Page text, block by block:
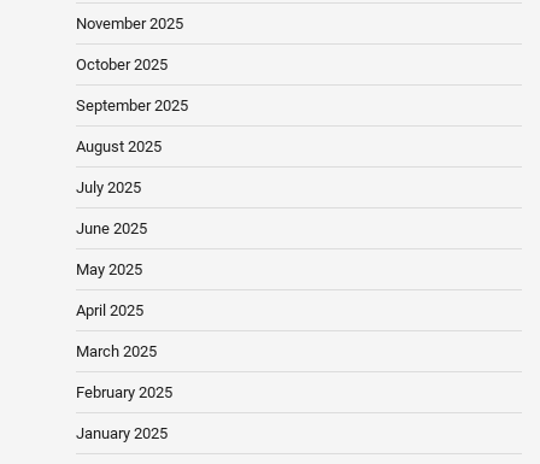
November 2025
October 2025
September 2025
August 2025
July 2025
June 2025
May 2025
April 2025
March 2025
February 2025
January 2025